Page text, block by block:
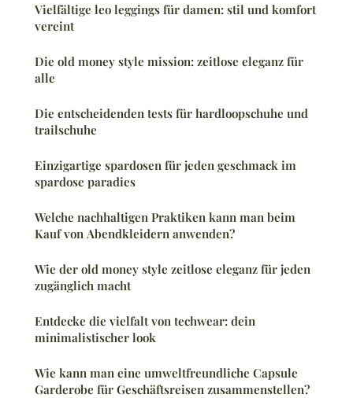
Vielfältige leo leggings für damen: stil und komfort
vereint
Die old money style mission: zeitlose eleganz für
alle
Die entscheidenden tests für hardloopschuhe und
trailschuhe
Einzigartige spardosen für jeden geschmack im
spardose paradies
Welche nachhaltigen Praktiken kann man beim
Kauf von Abendkleidern anwenden?
Wie der old money style zeitlose eleganz für jeden
zugänglich macht
Entdecke die vielfalt von techwear: dein
minimalistischer look
Wie kann man eine umweltfreundliche Capsule
Garderobe für Geschäftsreisen zusammenstellen?